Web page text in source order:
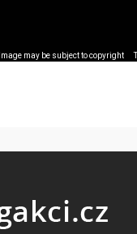
Image may be subject to copyright